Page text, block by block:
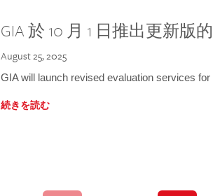
GIA 於 10 月 1 日推出更新版
August 25, 2025
GIA will launch revised evaluation services
続きを読む